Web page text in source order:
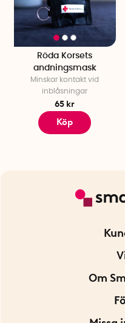
Röda Korsets
andningsmask
Minskar kontakt vid
inblåsningar
65 kr
Köp
Frakt
Om
Blogg: